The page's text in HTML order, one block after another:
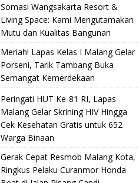
Somasi Wangsakarta Resort &
Living Space: Kami Mengutamakan
Mutu dan Kualitas Bangunan
Meriah! Lapas Kelas I Malang Gelar
Porseni, Tarik Tambang Buka
Semangat Kemerdekaan
Peringati HUT Ke-81 RI, Lapas
Malang Gelar Skrining HIV Hingga
Cek Kesehatan Gratis untuk 652
Warga Binaan
Gerak Cepat Resmob Malang Kota,
Ringkus Pelaku Curanmor Honda